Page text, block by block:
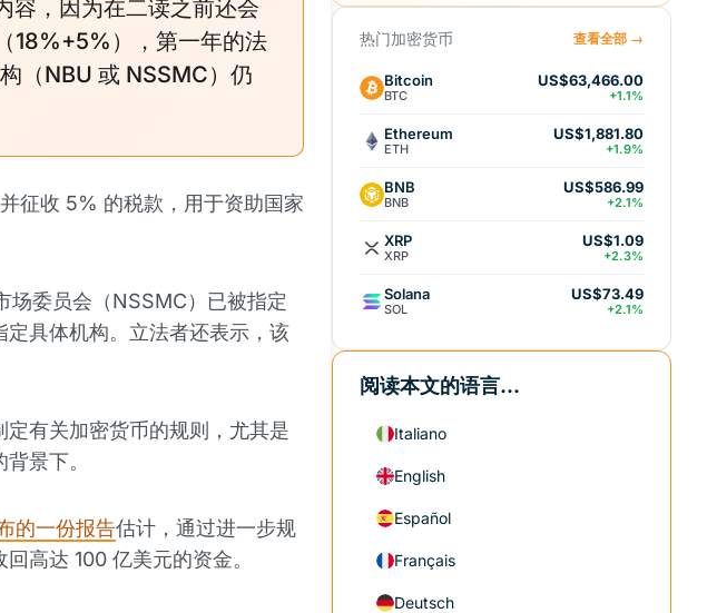
容，因为在二读之前还会
18%+5%），第一年的法
（NBU 或 NSSMC）仍
征收 5% 的税款，用于资助国家
场委员会（NSSMC）已被指定
具体机构。立法者还表示，该
有关加密货币的规则，尤其是
景下。
的一份报告估计，通过进一步规
高达 100 亿美元的资金。
热门加密货币 查看全部 →
Bitcoin
BTC
US$63,466.00
+1.1%
Ethereum
ETH
US$1,881.80
+1.9%
BNB
BNB
US$586.99
+2.1%
XRP
XRP
US$1.09
+2.3%
Solana
SOL
US$73.49
+2.1%
阅读本文的语言...
Italiano
English
Español
Français
Deutsch